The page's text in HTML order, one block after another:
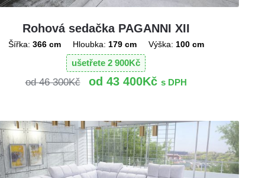
Rohová sedačka PAGANNI XII
Šířka: 366 cm Hloubka: 179 cm Výška: 100 cm
ušetřete2 900Kč
46 300Kč 43 400Kč s DPH